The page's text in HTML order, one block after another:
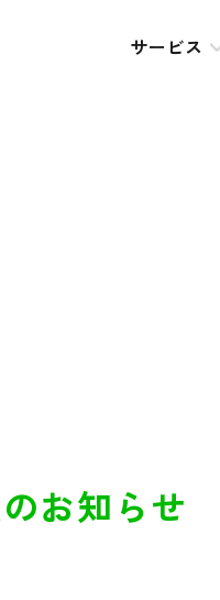
サービス
お知らせ